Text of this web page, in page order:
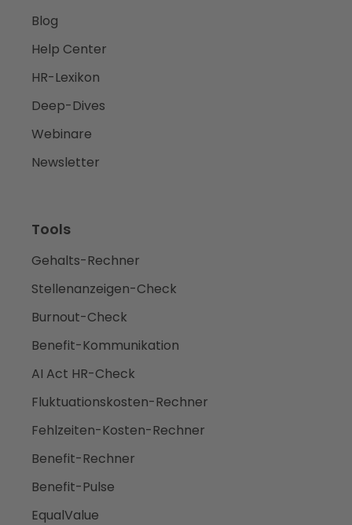
Blog
Help Center
HR-Lexikon
Deep-Dives
Webinare
Newsletter
Tools
Gehalts-Rechner
Stellenanzeigen-Check
Burnout-Check
Benefit-Kommunikation
AI Act HR-Check
Fluktuationskosten-Rechner
Fehlzeiten-Kosten-Rechner
Benefit-Rechner
Benefit-Pulse
EqualValue